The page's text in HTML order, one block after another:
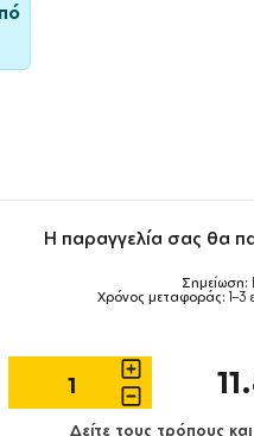
Η παραγγελία σας θα
Σημείωση:
Χρόνος μεταφοράς: 1–3
Δείτε τους τρόπους